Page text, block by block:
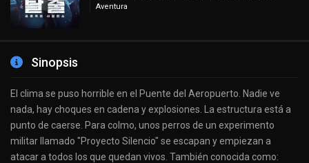
Aventura
Sinopsis
El clima se puso horrible en el Puente del Aeropuerto. Nadie ve
nada, hay choques en cadena y explosiones. La estructura está a
punto de caerse. Para colmo, unos perros de un experimento
militar llamado "Proyecto Silencio" se escapan y empiezan a
atacar a todos los que quedan vivos. También conocida como: